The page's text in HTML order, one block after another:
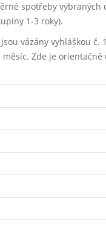
spotřeby
1-3 roky).
vázány vyhláškou
Zde je